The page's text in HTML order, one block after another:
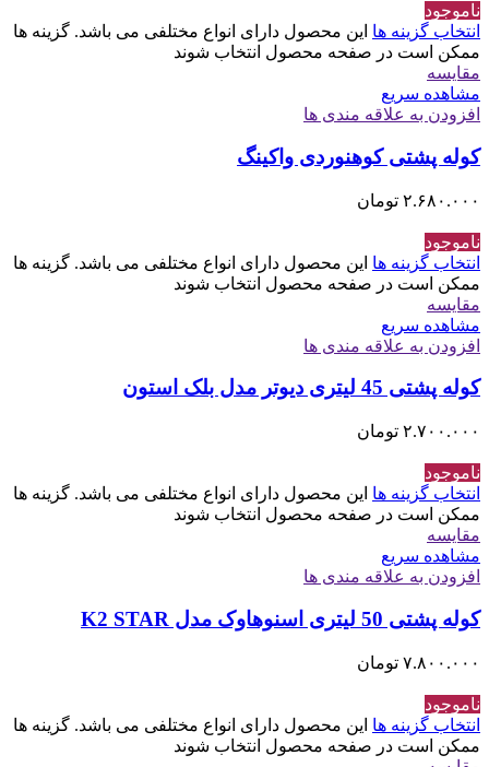
ناموجود
انتخاب گزینه ها این محصول دارای انواع مختلفی می باشد. گزینه ها
ممکن است در صفحه محصول انتخاب شوند
مقایسه
مشاهده سریع
افزودن به علاقه مندی ها
کوله پشتی کوهنوردی واکینگ
۲.۶۸۰.۰۰۰ تومان
ناموجود
انتخاب گزینه ها این محصول دارای انواع مختلفی می باشد. گزینه ها
ممکن است در صفحه محصول انتخاب شوند
مقایسه
مشاهده سریع
افزودن به علاقه مندی ها
کوله پشتی 45 لیتری دیوتر مدل بلک استون
۲.۷۰۰.۰۰۰ تومان
ناموجود
انتخاب گزینه ها این محصول دارای انواع مختلفی می باشد. گزینه ها
ممکن است در صفحه محصول انتخاب شوند
مقایسه
مشاهده سریع
افزودن به علاقه مندی ها
کوله پشتی 50 لیتری اسنوهاوک مدل K2 STAR
۷.۸۰۰.۰۰۰ تومان
ناموجود
انتخاب گزینه ها این محصول دارای انواع مختلفی می باشد. گزینه ها
ممکن است در صفحه محصول انتخاب شوند